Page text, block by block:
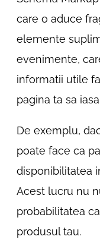
care o aduce
elemente
evenimente,
informatii utile
pagina ta sa
De exemplu,
poate face ca
disponibilitatea
Acest lucru nu
probabilitatea
produsul tau.